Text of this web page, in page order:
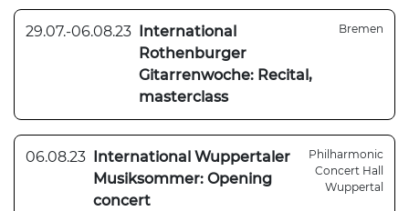
29.07.-06.08.23
International
Rothenburger
Gitarrenwoche: Recital,
masterclass
Bremen
06.08.23
International Wuppertaler
Musiksommer: Opening
concert
Philharmonic
Concert Hall
Wuppertal